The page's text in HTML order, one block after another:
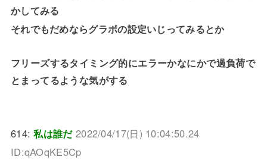
かしてみる
それでもだめならグラボの設定いじってみるとか
フリーズするタイミング的にエラーかなにかで過負荷で
とまってるような気がする
614:私は誰だ 2022/04/17(日) 10:04:50.24
ID:qAOqKE5Cp